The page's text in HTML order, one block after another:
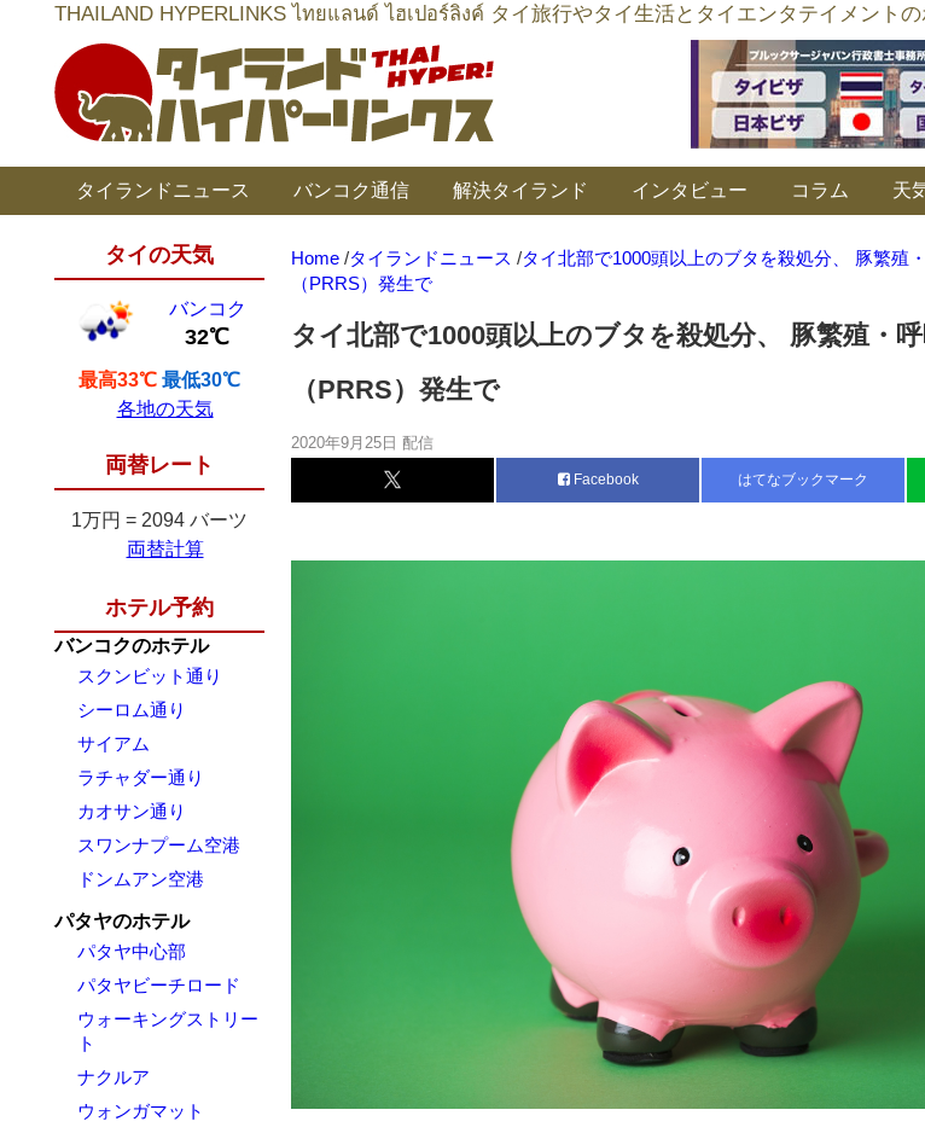
THAILAND HYPERLINKS ไทยแลนด์ ไฮเปอร์ลิงค์ タイ旅行やタイ生活とタイエンタテイメントの
タイランドニュース バンコク通信 解決タイランド インタビュー コラム 天
タイの天気
バンコク
32℃
最高33℃ 最低30℃
各地の天気
両替レート
1万円 = 2094 バーツ
両替計算
ホテル予約
バンコクのホテル
スクンビット通り
シーロム通り
サイアム
ラチャダー通り
カオサン通り
スワンナプーム空港
ドンムアン空港
パタヤのホテル
パタヤ中心部
パタヤビーチロード
ウォーキングストリー
ト
ナクルア
ウォンガマット
Home /タイランドニュース /タイ北部で1000頭以上のブタを殺処分、 豚繁殖
（PRRS）発生で
タイ北部で1000頭以上のブタを殺処分、 豚繁殖・
（PRRS）発生で
2020年9月25日 配信
Facebook はてなブックマーク